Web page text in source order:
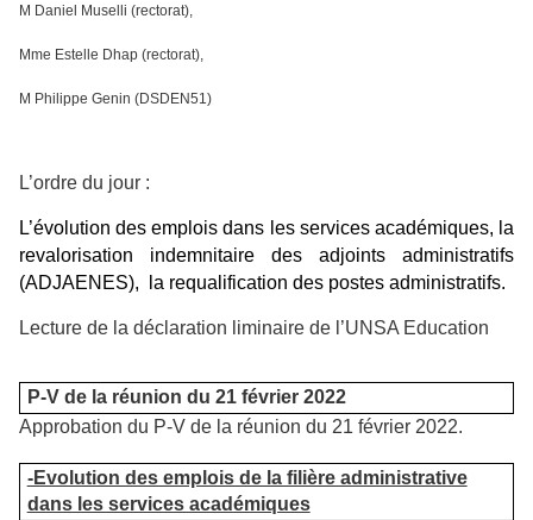
M Daniel Muselli (rectorat),
Mme Estelle Dhap (rectorat),
M Philippe Genin (DSDEN51)
L’ordre du jour :
L’évolution des emplois dans les services académiques, la
revalorisation indemnitaire des adjoints administratifs
(ADJAENES), la requalification des postes administratifs.
Lecture de la déclaration liminaire de l’UNSA Education
P-V de la réunion du 21 février 2022
Approbation du P-V de la réunion du 21 février 2022.
-Evolution des emplois de la filière administrative
dans les services académiques